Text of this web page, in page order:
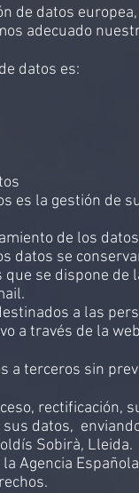
de datos
adecuado
datos es:
es la gestión de
de los
datos se
se dispone
a las
a través de la
a terceros sin
rectificación,
sus datos,
Sobirà, Lleida.
Agencia